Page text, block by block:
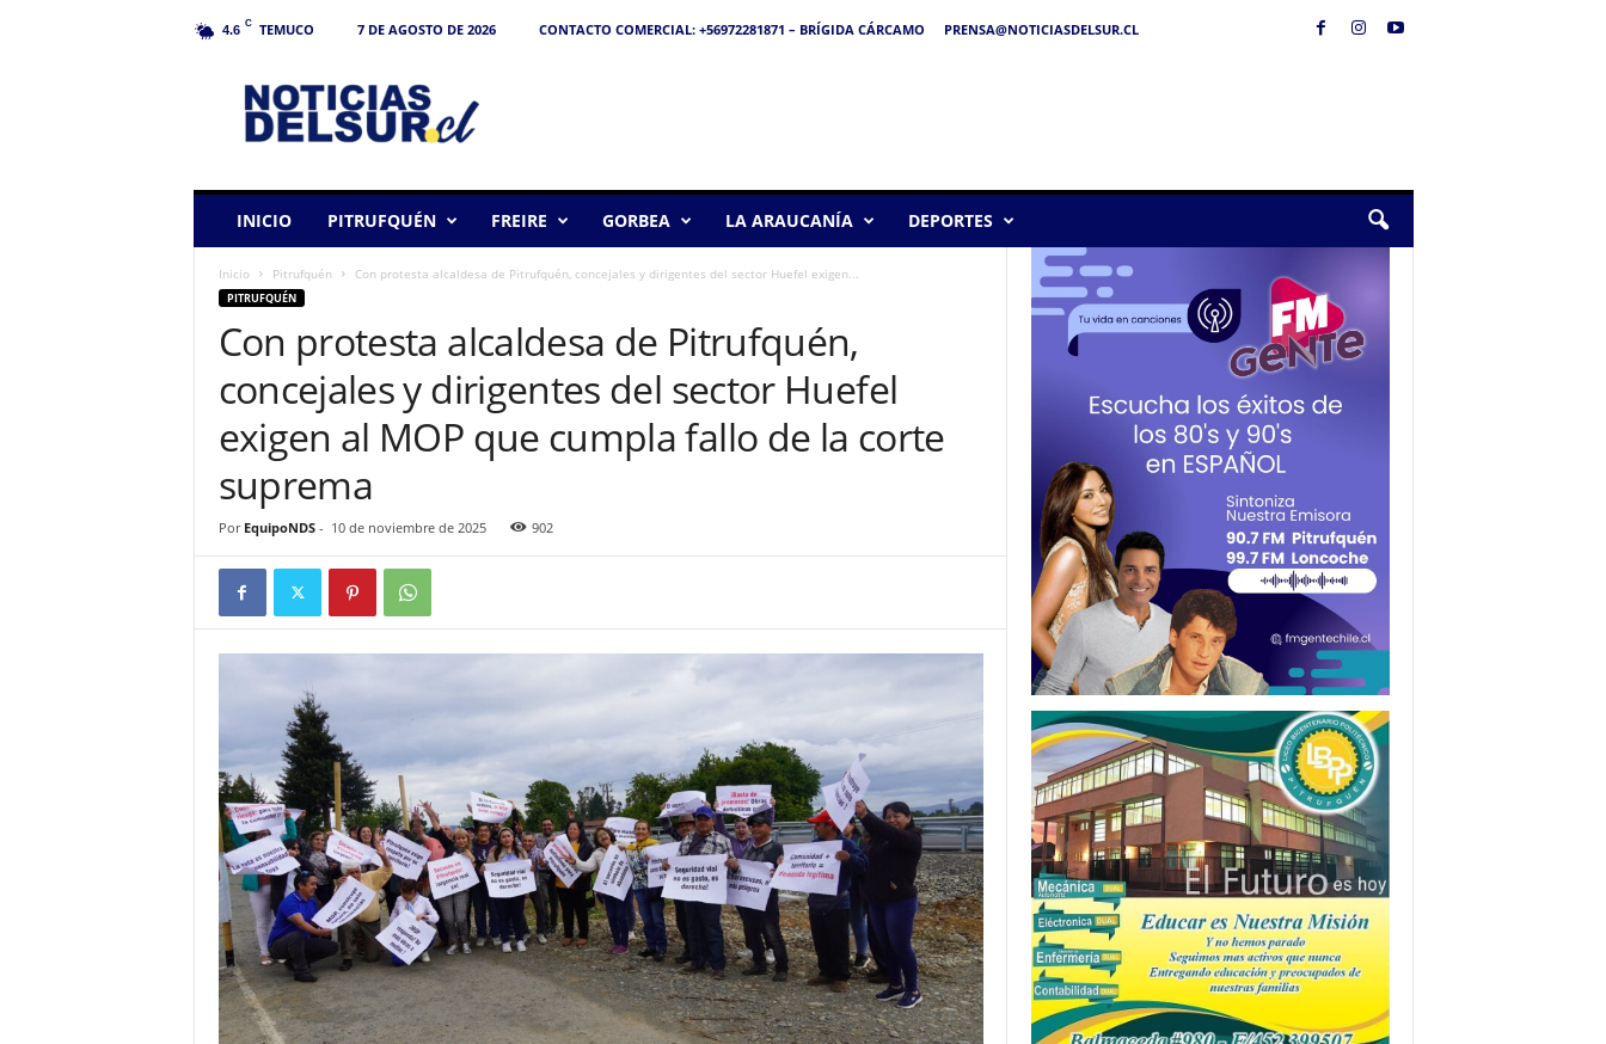
4.6 C TEMUCO 7 DE AGOSTO DE 2026 CONTACTO COMERCIAL: +56972281871 – BRÍGIDA CÁRCAMO
PRENSA@NOTICIASDELSUR.CL
INICIO PITRUFQUÉN FREIRE GORBEA LA ARAUCANÍA DEPORTES
Inicio Pitrufquén Con protesta alcaldesa de Pitrufquén, concejales y dirigentes del sector Huefel exigen...
PITRUFQUÉN
Con protesta alcaldesa de Pitrufquén,
concejales y dirigentes del sector Huefel
exigen al MOP que cumpla fallo de la corte
suprema
Por EquipoNDS- 10 de noviembre de 2025 902